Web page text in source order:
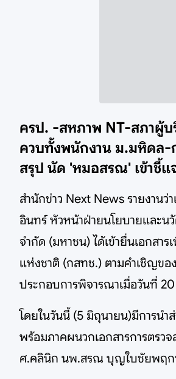
ครป. -สหภาพ NT-สภาผู้บ
ควบทั้งพนักงาน ม.มหิดล-
สรุป นัด 'หมอสรณ' เข้าชี้แ
สำนักข่าว Next News รายงาน
อินทร์ หัวหน้าฝ่ายนโยบายและน
จำกัด (มหาชน) ได้เข้ายื่นเอกสา
แห่งชาติ (กสทช.) ตามคำเชิญขอ
ประกอบการพิจารณาเมื่อวันที่
โดยในวันนี้ (5 มิถุนายน)มีการนำ
พร้อมภาคผนวกเอกสารการตร
ศ.คลินิก นพ.สรณ บุญใบชัยพฤก